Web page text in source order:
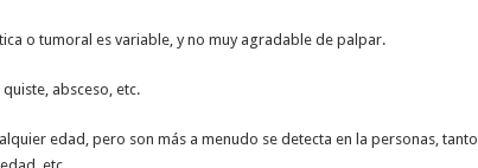
o tumoral es variable, y no muy agradable de palpar.
absceso, etc.
edad, pero son más a menudo se detecta en la personas, tanto